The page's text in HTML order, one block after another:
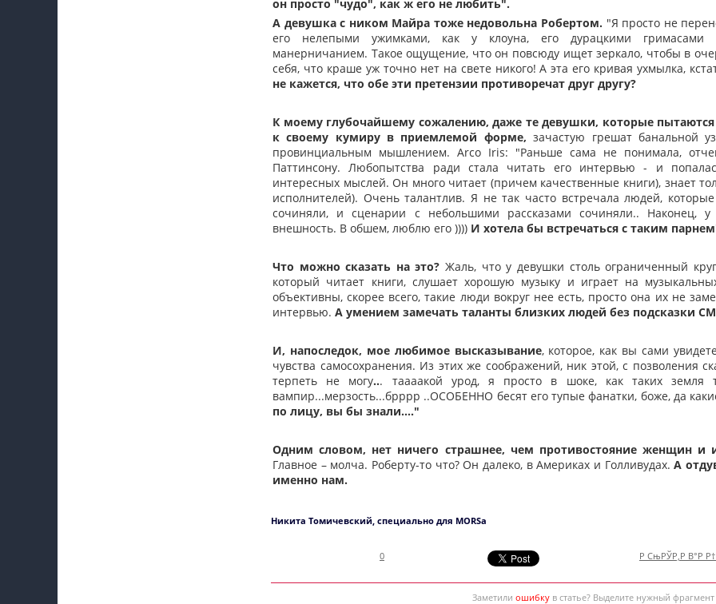
он просто "чудо", как ж его не любить".
А девушка с ником Майра тоже недовольна Робертом. "Я просто не
его нелепыми ужимками, как у клоуна, его дурацкими гримасами
манерничанием. Такое ощущение, что он повсюду ищет зеркало, чтобы в
себя, что краше уж точно нет на свете никого! А эта его кривая ухмылка,
не кажется, что обе эти претензии противоречат друг другу?
К моему глубочайшему сожалению, даже те девушки, которые
к своему кумиру в приемлемой форме, зачастую грешат банальной
провинциальным мышлением. Arco Iris: "Раньше сама не понимала,
Паттинсону. Любопытства ради стала читать его интервью - и
интересных мыслей. Он много читает (причем качественные книги), знает
исполнителей). Очень талантлив. Я не так часто встречала людей,
сочиняли, и сценарии с небольшими рассказами сочиняли.. Наконец,
внешность. В обшем, люблю его )))) И хотела бы встречаться с таким
Что можно сказать на это? Жаль, что у девушки столь ограниченный
который читает книги, слушает хорошую музыку и играет на
объективны, скорее всего, такие люди вокруг нее есть, просто она их не
интервью. А умением замечать таланты близких людей без подсказки
И, напоследок, мое любимое высказывание, которое, как вы сами
чувства самосохранения. Из этих же соображений, ник этой, с позволения
терпеть не могу... таааакой урод, я просто в шоке, как таких
вампир...мерзость...брррр ..ОСОБЕННО бесят его тупые фанатки, боже, да
по лицу, вы бы знали...."
Одним словом, нет ничего страшнее, чем противостояние женщин и
Главное – молча. Роберту-то что? Он далеко, в Америках и Голливудах.А
именно нам.
Никита Томичевский, специально для MORSa
0 Р СњРЎР‚Р В°Р
Заметили ошибкув статье? Выделите нужный